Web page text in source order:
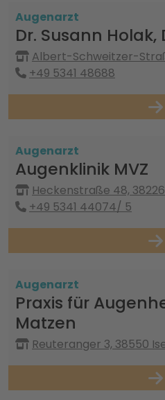
Augenarzt
Dr. Susann Holak,
Albert-Schweitzer-
+49 5341 48688
Augenarzt
Augenklinik MVZ
Heckenstraße 48,
+49 5341 44074/ 5
Augenarzt
Praxis für
Matzen
Reuteranger 3, 38550